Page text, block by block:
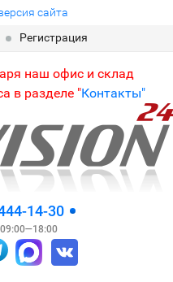
сайта
Регистрация
наш офис и склад
в разделе "Контакты"
14-30